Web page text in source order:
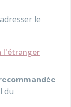
le
l'étranger
du